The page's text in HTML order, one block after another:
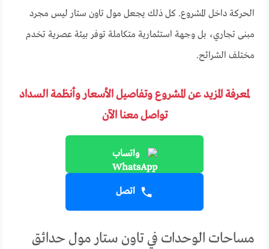
الحركة داخل المشروع. كل ذلك يجعل مول تاون ستار ليس مجرد
مبنى تجاري، بل وجهة استثمارية متكاملة توفر بيئة عصرية تخدم
مختلف الشرائح.
لمعرفة المزيد عن المشروع وتفاصيل الأسعار وأنظمة السداد
تواصل معنا الآن
واتساب
اتصل
مساحات الوحدات في تاون ستار مول حدائق